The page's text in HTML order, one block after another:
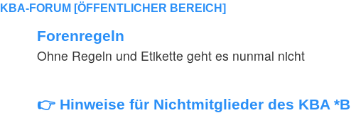
KBA-FORUM [ÖFFENTLICHER BEREICH]
Forenregeln
Ohne Regeln und Etikette geht es nunmal nicht
👉 Hinweise für Nichtmitglieder des KBA